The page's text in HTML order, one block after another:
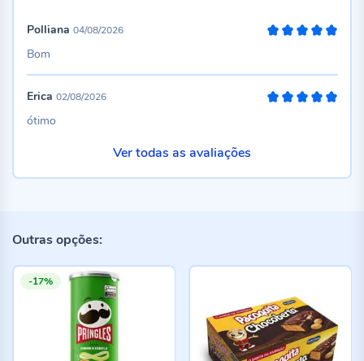
Polliana 04/08/2026
Bom
Erica 02/08/2026
ótimo
Ver todas as avaliações
Outras opções:
-17%